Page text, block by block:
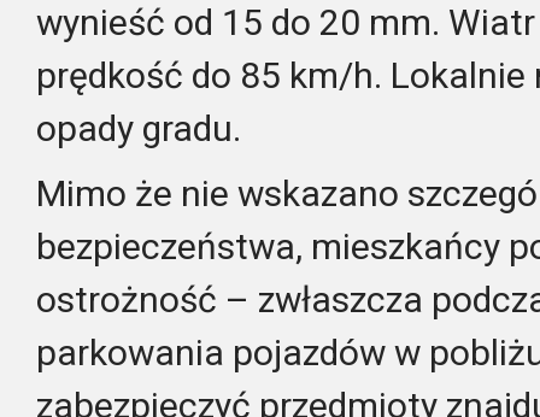
wynieść od 15 do 20 mm.
prędkość do 85 km/h.
opady gradu.
Mimo że nie wskazano
bezpieczeństwa, mieszkańcy
ostrożność – zwłaszcza
parkowania pojazdów w
zabezpieczyć przedmioty